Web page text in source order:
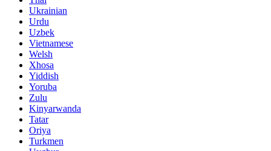
Ukrainian
Urdu
Uzbek
Vietnamese
Welsh
Xhosa
Yiddish
Yoruba
Zulu
Kinyarwanda
Tatar
Oriya
Turkmen